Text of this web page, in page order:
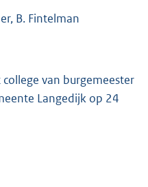
B. Fintelman
van burgemeester
Langedijk op 24